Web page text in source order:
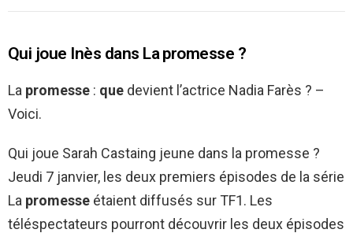
Qui joue Inès dans La promesse ?
La promesse : que devient l’actrice Nadia Farès ? –
Voici.
Qui joue Sarah Castaing jeune dans la promesse ?
Jeudi 7 janvier, les deux premiers épisodes de la série
La promesse étaient diffusés sur TF1. Les
téléspectateurs pourront découvrir les deux épisodes